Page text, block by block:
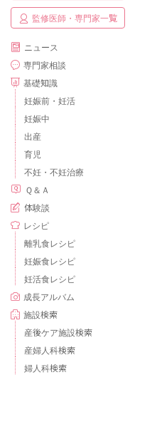
監修医師・専門家一覧
ニュース
専門家相談
基礎知識
妊娠前・妊活
妊娠中
出産
育児
不妊・不妊治療
Ｑ＆Ａ
体験談
レシピ
離乳食レシピ
妊娠食レシピ
妊活食レシピ
成長アルバム
施設検索
産後ケア施設検索
産婦人科検索
婦人科検索